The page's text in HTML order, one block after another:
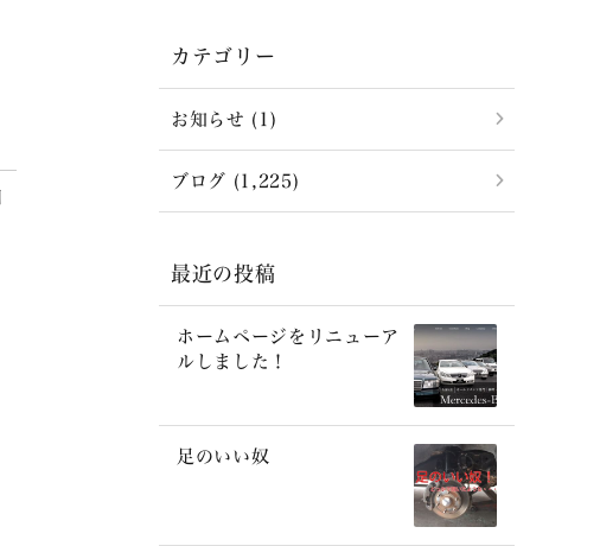
カテゴリー
お知らせ (1)
ブログ (1,225)
最近の投稿
ホームページをリニューア
ルしました！
足のいい奴